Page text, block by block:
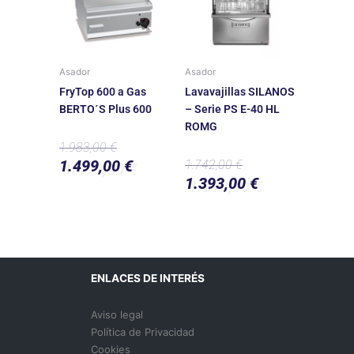
Asador
FryTop 600 a Gas
BERTO´S Plus 600
1.983,00€
1.983,00 €.
1.499,00 €
1.499,00 €.
Asador
Lavavajillas SILANOS
– Serie PS E-40 HL
ROMG
1.742,00€
1.742,00 €.
1.393,00 €
1.393,00 €.
ENLACES DE INTERÉS
Aviso legal
Política de Privacidad
Cookies